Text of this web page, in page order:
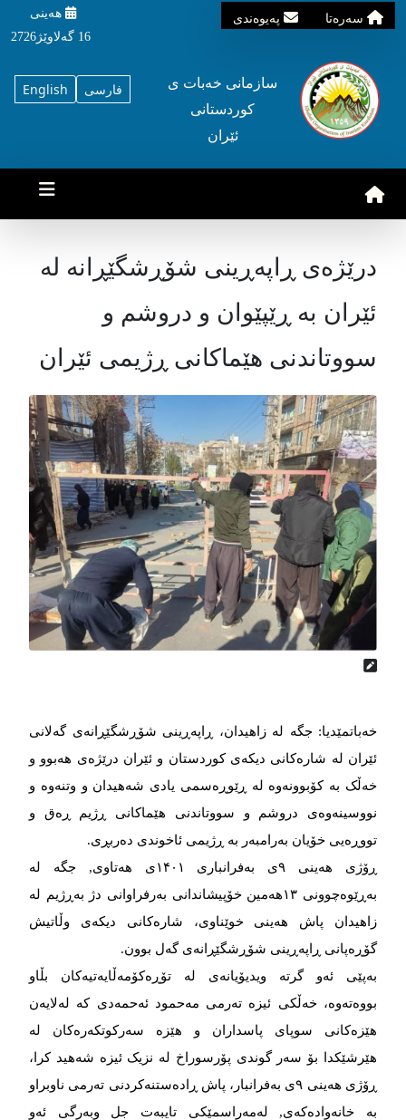
سه‌ره‌تا په‌یوه‌ندی
هه‌ینی
16 گه‌لاوێژ2726
English فارسی
سازمانی خه‌بات ی
کوردستانی
ئێران
درێژەی ڕاپەڕینی شۆڕشگێڕانە لە
ئێران بە ڕێپێوان و دروشم و
سووتاندنی هێماکانی ڕژیمی ئێران
خەباتمێدیا: جگه لە زاهیدان، ڕاپەڕینی شۆڕشگێڕانەی گەلانی
ئێران لە شارەکانی دیکەی کوردستان و ئێران درێژەی هەبوو و
خەڵک بە کۆبوونەوە لە ڕێوڕەسمی یادی شەهیدان و وتنەوە و
نووسینەوەی دروشم و سووتاندنی هێماکانی ڕژیم ڕەق و
تووڕەیی خۆیان بەرامبەر بە ڕژیمی ئاخوندی دەربڕی.
ڕۆژی هەینی ۹ی بەفرانباری ۱۴۰۱ی هەتاوی, جگە لە
بەڕێوەچوونی ١٣هەمین خۆپیشاندانی بەرفراوانی دژ بەڕژیم لە
زاهیدان پاش هەینی خوێناوی، شارەکانی دیکەی وڵاتیش
گۆڕەپانی ڕاپەڕینی شۆڕشگێڕانەی گەل بوون.
بەپێی ئەو گرتە ویدیۆیانەی لە تۆڕەکۆمەڵایەتیەکان بڵاو
بووەتەوە، خەڵکی ئیزە تەرمی مەحمود ئەحمەدی کە لەلایەن
هێزەکانی سوپای پاسداران و هێزە سەرکوتکەرەکان لە
هێرشێکدا بۆ سەر گوندی پۆرسوراخ لە نزیک ئیزە شەهید کرا،
ڕۆژی هەینی ٩ی بەفرانبار، پاش ڕادەستنەکردنی تەرمی ناوبراو
بە خانەوادەکەی, لەمەراسمێکی تایبەت جل وبەرگی ئەو